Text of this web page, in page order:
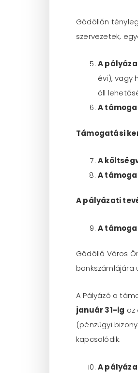
Gödöllőn
szervezetek,
A
évi), vagy
áll
A
Támogatási
A
A
A pályázati
A
Gödöllő Város
A Pályázó a
január 31-ig az
(pénzügyi
kapcsolódik.
A